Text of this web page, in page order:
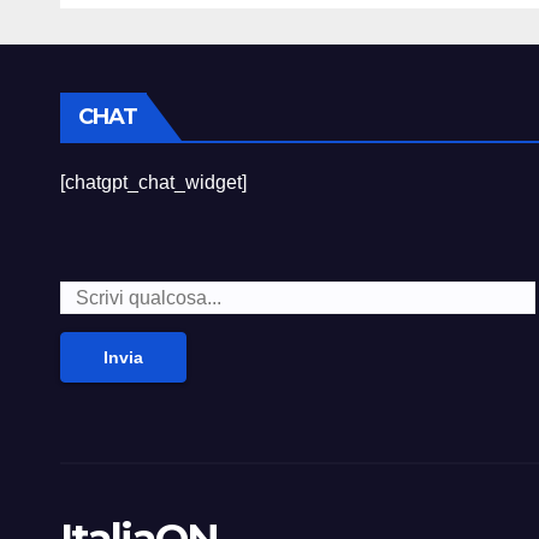
CHAT
[chatgpt_chat_widget]
Invia